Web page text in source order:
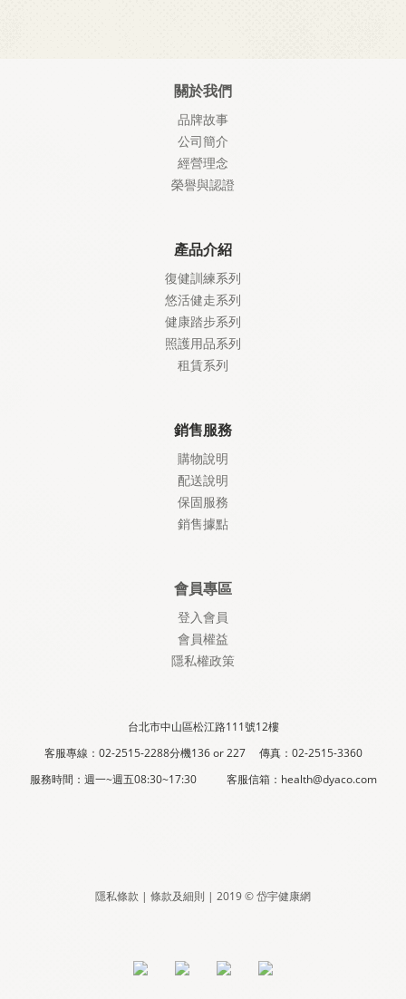
關於我們
品牌故事
公司簡介
經營理念
榮譽與認證
產品介紹
復健訓練系列
悠活健走系列
健康踏步系列
照護用品系列
租賃系列
銷售服務
購物說明
配送說明
保固服務
銷售據點
會員專區
登入會員
會員權益
隱私權政策
台北市中山區松江路111號12樓
客服專線：02-2515-2288分機136 or 227 傳真：02-2515-3360
服務時間：週一~週五08:30~17:30 客服信箱：health@dyaco.com
隱私條款 | 條款及細則 | 2019 © 岱宇健康網